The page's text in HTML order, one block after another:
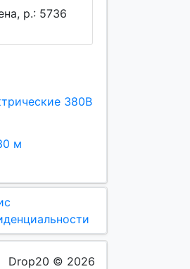
р.: 5736
380В
м
Drop20 © 2026